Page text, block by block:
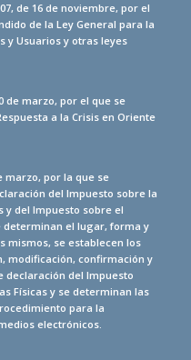
de 16 de noviembre, por el
de la Ley General para la
y Usuarios y otras leyes
de marzo, por el que se
a la Crisis en Oriente
marzo, por la que se
del Impuesto sobre la
y del Impuesto sobre el
determinan el lugar, forma y
mismos, se establecen los
modificación, confirmación y
declaración del Impuesto
Físicas y se determinan las
para la
electrónicos.